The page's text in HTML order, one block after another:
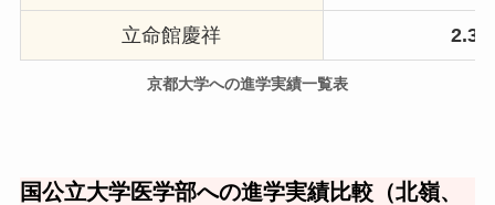
立命館慶祥 2.3
京都大学への進学実績一覧表
国公立大学医学部への進学実績比較（北嶺、